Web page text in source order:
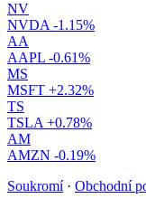
NV
NVDA -1.15%
AA
AAPL -0.61%
MS
MSFT +2.32%
TS
TSLA +0.78%
AM
AMZN -0.19%
Soukromí · Obchodní